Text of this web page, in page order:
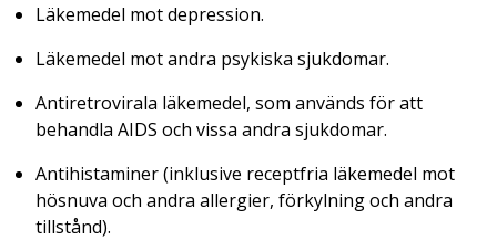
Läkemedel mot depression.
Läkemedel mot andra psykiska sjukdomar.
Antiretrovirala läkemedel, som används för att
behandla AIDS och vissa andra sjukdomar.
Antihistaminer (inklusive receptfria läkemedel mot
hösnuva och andra allergier, förkylning och andra
tillstånd).